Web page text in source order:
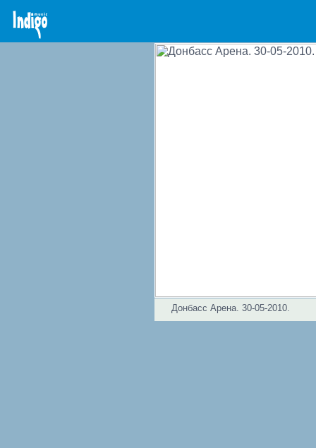
Донбасс Арена. 30-05-2010.